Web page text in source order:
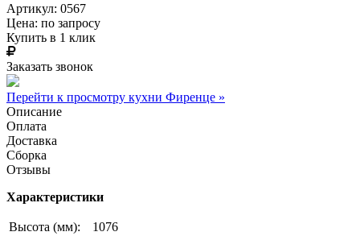
Артикул: 0567
Цена: по запросу
Купить в 1 клик
Заказать звонок
Перейти к просмотру кухни Фиренце »
Описание
Оплата
Доставка
Сборка
Отзывы
Характеристики
Высота (мм):
1076